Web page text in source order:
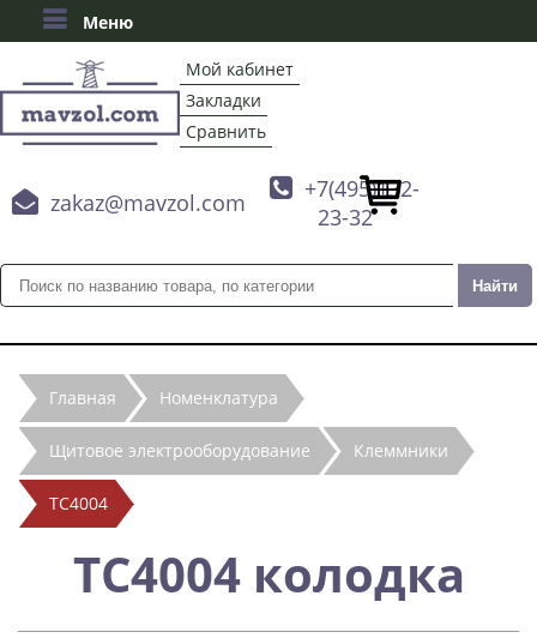
Меню
Мой кабинет
Закладки
Сравнить
 zakaz@mavzol.com
 +7(495)132-
23-32
Главная Номенклатура
Щитовое электрооборудование Клеммники
ТС4004
ТС4004 колодка